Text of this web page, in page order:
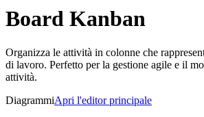
Board Kanban
Organizza le attività in colonne che
di lavoro. Perfetto per la gestione agile e il
attività.
DiagrammiApri l'editor principale